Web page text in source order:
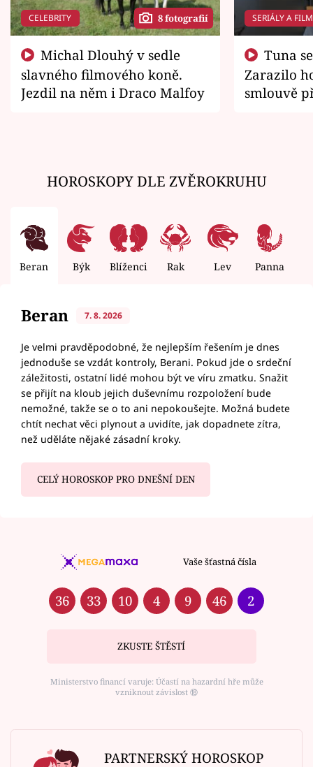
CELEBRITY 8 fotografií
slavného filmového koně.
Jezdil na něm i Draco Malfoy
SERIÁLY A
Zarazilo
smlouvě
HOROSKOPY DLE ZVĚROKRUHU
Beran Býk Blíženci Rak Lev Panna
Beran 7. 8. 2026
Je velmi pravděpodobné, že nejlepším řešením je dnes
jednoduše se vzdát kontroly, Berani. Pokud jde o srdeční
záležitosti, ostatní lidé mohou být ve víru zmatku. Snažit
se přijít na kloub jejich duševnímu rozpoložení bude
nemožné, takže se o to ani nepokoušejte. Možná budete
chtít nechat věci plynout a uvidíte, jak dopadnete zítra,
než uděláte nějaké zásadní kroky.
CELÝ HOROSKOP PRO DNEŠNÍ DEN
Vaše šťastná čísla
36 33 10 4 9 46 2
ZKUSTE ŠTĚSTÍ
Ministerstvo financí varuje: Účastí na hazardní hře může
vzniknout závislost ⑱
PARTNERSKÝ HOROSKOP